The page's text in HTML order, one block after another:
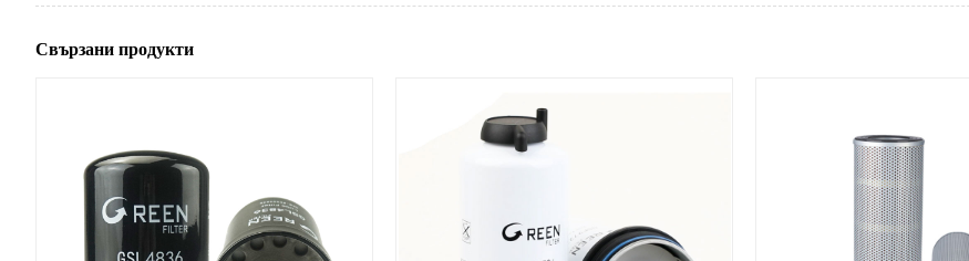
Свързани продукти